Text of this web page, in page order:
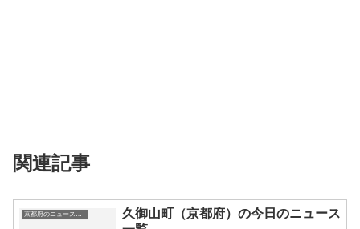
関連記事
京都府のニュース一覧
久御山町（京都府）の今日のニュース